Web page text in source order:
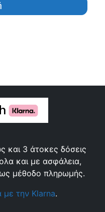
3 άτοκες δόσεις
και με ασφάλεια,
μέθοδο πληρωμής.
με την Klarna.